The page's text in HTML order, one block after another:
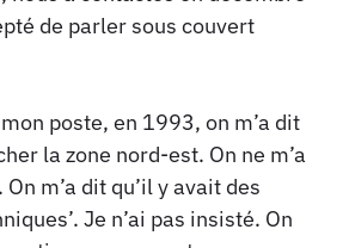
de parler sous couvert
poste, en 1993, on m’a dit
la zone nord-est. On ne m’a
m’a dit qu’il y avait des
Je n’ai pas insisté. On